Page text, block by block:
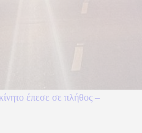
έπεσε σε πλήθος –